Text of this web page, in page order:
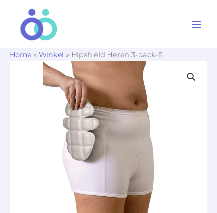
Home » Winkel » Hipshield Heren 3-pack-S